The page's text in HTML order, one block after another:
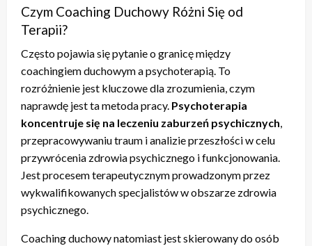
Czym Coaching Duchowy Różni Się od
Terapii?
Często pojawia się pytanie o granicę między
coachingiem duchowym a psychoterapią. To
rozróżnienie jest kluczowe dla zrozumienia, czym
naprawdę jest ta metoda pracy. Psychoterapia
koncentruje się na leczeniu zaburzeń psychicznych,
przepracowywaniu traum i analizie przeszłości w celu
przywrócenia zdrowia psychicznego i funkcjonowania.
Jest procesem terapeutycznym prowadzonym przez
wykwalifikowanych specjalistów w obszarze zdrowia
psychicznego.
Coaching duchowy natomiast jest skierowany do osób